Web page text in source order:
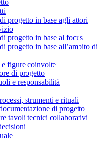
progetto in base agli attori
progetto in base al focus
progetto in base all’ambito di
figure coinvolte
di progetto
e responsabilità
strumenti e rituali
di progetto
tavoli tecnici collaborativi